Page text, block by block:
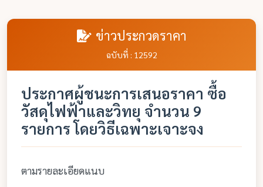
ข่าวประกวดราคา
ฉบับที่ : 12592
ประกาศผู้ชนะการเสนอราคา ซื้อ
วัสดุไฟฟ้าและวิทยุ จำนวน 9
รายการ โดยวิธีเฉพาะเจาะจง
ตามรายละเอียดแนบ